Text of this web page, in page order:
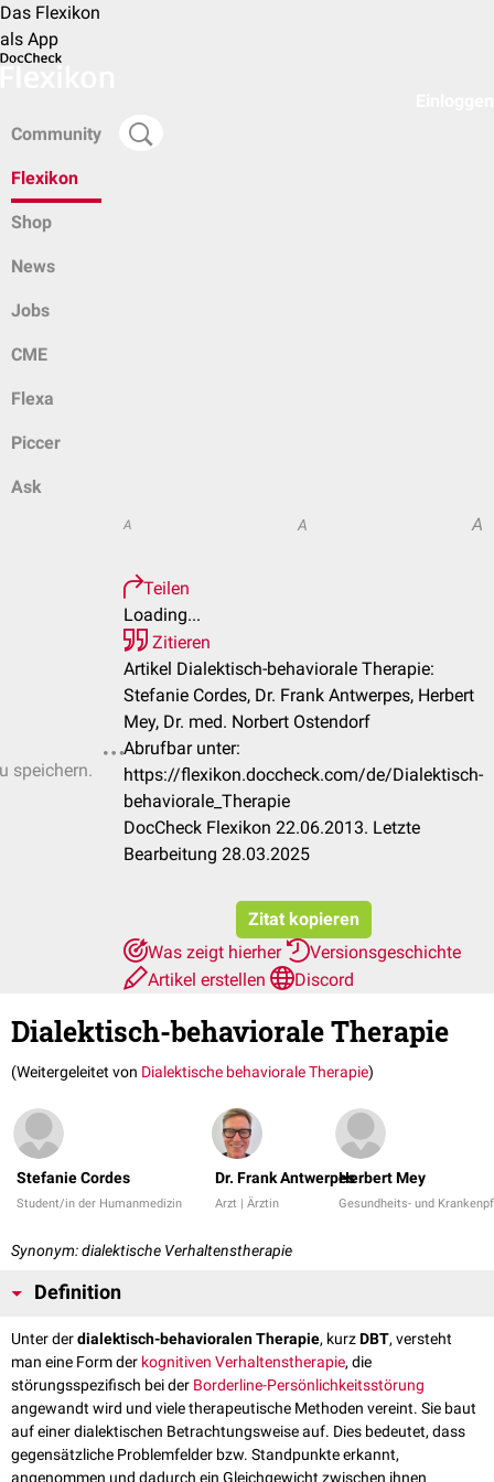
Das Flexikon
als App
Community
Flexikon
Shop
News
Jobs
CME
Flexa
Piccer
Ask
speichern.
A A A
Teilen
Loading...
Zitieren
Artikel Dialektisch-behaviorale Therapie:
Stefanie Cordes, Dr. Frank Antwerpes, Herbert
Mey, Dr. med. Norbert Ostendorf
Abrufbar unter:
https://flexikon.doccheck.com/de/Dialektisch-
behaviorale_Therapie
DocCheck Flexikon 22.06.2013. Letzte
Bearbeitung 28.03.2025
Zitat kopieren
Was zeigt hierher
Versionsgeschichte
Artikel erstellen
Discord
Dialektisch-behaviorale Therapie
(Weitergeleitet von Dialektische behaviorale Therapie)
Stefanie Cordes
Student/in der Humanmedizin
Dr. Frank Antwerpes
Arzt | Ärztin
Herbert Mey
Gesundheits- und
Synonym: dialektische Verhaltenstherapie
Definition
Unter derdialektisch-behavioralen Therapie, kurzDBT, versteht
man eine Form der kognitiven Verhaltenstherapie, die
störungsspezifisch bei der Borderline-Persönlichkeitsstörung
angewandt wird und viele therapeutische Methoden vereint. Sie baut
auf einer dialektischen Betrachtungsweise auf. Dies bedeutet, dass
gegensätzliche Problemfelder bzw. Standpunkte erkannt,
angenommen und dadurch ein Gleichgewicht zwischen ihnen